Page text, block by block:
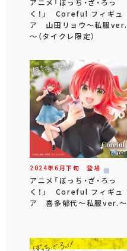
く！」 Coreful フィギュ
ア 山田リョウ～私服ver.
～（タイクレ限定）
2024年6 月下旬 登場
アニメ「ぼっち・ざ・ろっ
く！」 Coreful フィギュ
ア 喜多郁代～私服ver.～